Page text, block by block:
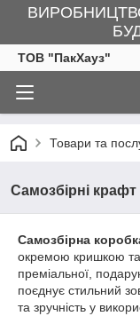
ТОВ "ПакХауз"
Товари та
Самозбірні
Самозбірна
окремою кришкою та
преміальної,
поєднує стильний
та зручність у